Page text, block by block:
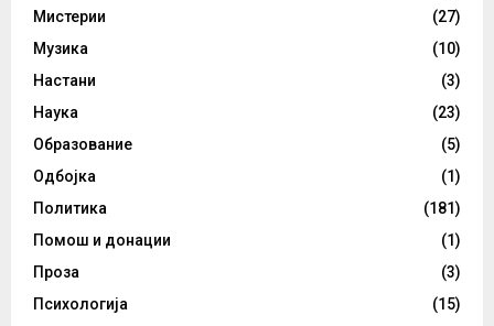
Мистерии
(27)
Музика
(10)
Настани
(3)
Наука
(23)
Образование
(5)
Одбојка
(1)
Политика
(181)
Помош и донации
(1)
Проза
(3)
Психологија
(15)